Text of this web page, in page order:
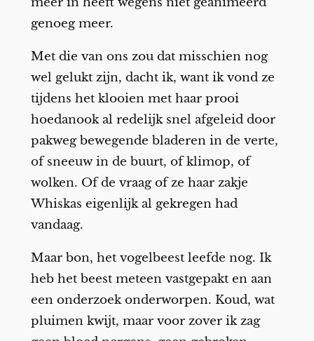
genoeg meer.
Met die van ons zou dat misschien nog
wel gelukt zijn, dacht ik, want ik vond ze
tijdens het klooien met haar prooi
hoedanook al redelijk snel afgeleid door
pakweg bewegende bladeren in de verte,
of sneeuw in de buurt, of klimop, of
wolken. Of de vraag of ze haar zakje
Whiskas eigenlijk al gekregen had
vandaag.
Maar bon, het vogelbeest leefde nog. Ik
heb het beest meteen vastgepakt en aan
een onderzoek onderworpen. Koud, wat
pluimen kwijt, maar voor zover ik zag